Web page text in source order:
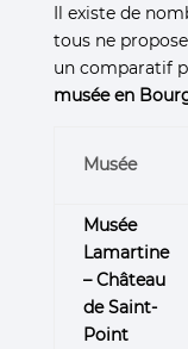
Il existe de
tous ne
un comparatif
musée en
Musée
Musée
Lamartine
– Château
de Saint-
Point